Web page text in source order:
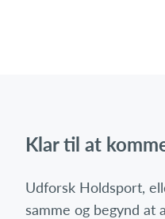
Klar til at
Udforsk Holdsport,
samme og begynd at